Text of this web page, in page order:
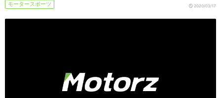
モータースポーツ 2020/03/17